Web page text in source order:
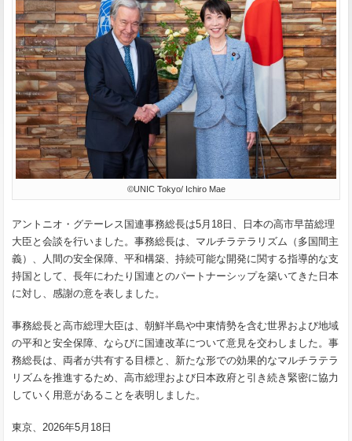
©UNIC Tokyo/ Ichiro Mae
アントニオ・グテーレス国連事務総長は5月18日、日本の高市早苗総理
大臣と会談を行いました。事務総長は、マルチラテラリズム（多国間主
義）、人間の安全保障、平和構築、持続可能な開発に関する指導的な支
持国として、長年にわたり国連とのパートナーシップを築いてきた日本
に対し、感謝の意を表しました。
事務総長と高市総理大臣は、朝鮮半島や中東情勢を含む世界および地域
の平和と安全保障、ならびに国連改革について意見を交わしました。事
務総長は、両者が共有する目標と、新たな形での効果的なマルチラテラ
リズムを推進するため、高市総理および日本政府と引き続き緊密に協力
していく用意があることを表明しました。
東京、2026年5月18日